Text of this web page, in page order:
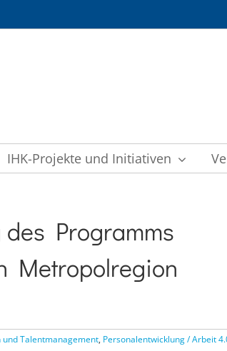
IHK-Projekte und Initiativen
Programms
Metropolregion
und Talentmanagement, Personalentwicklung / Arbeit